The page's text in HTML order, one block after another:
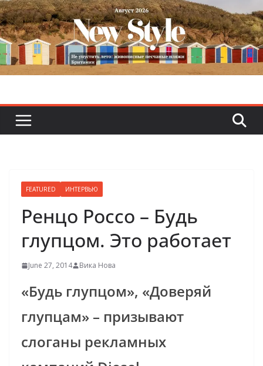
Skip
to
content
FEATURED ИНТЕРВЬЮ
Ренцо Россо – Будь
глупцом. Это работает
June 27, 2014 Вика Нова
«Будь глупцом», «Доверяй
глупцам» – призывают
слоганы рекламных